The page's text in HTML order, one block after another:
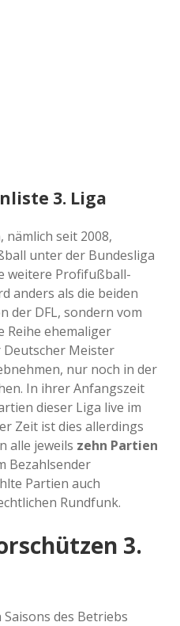
3. Liga
nämlich seit 2008,
unter der Bundesliga
weitere Profifußball-
anders als die beiden
der DFL, sondern vom
Reihe ehemaliger
Meister
nur noch in der
In ihrer Anfangszeit
dieser Liga live im
Zeit ist dies allerdings
alle jeweils zehn Partien
Bezahlsender
Partien auch
Rundfunk.
3.
des Betriebs